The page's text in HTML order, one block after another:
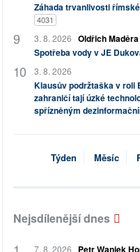
Záhada trvanlivosti
4031
3. 8. 2026 Oldřich Maděra
Spotřeba vody v JE
3. 8. 2026
Klausův podržtaška v roli
zahraničí tají úzké
spřízněným
Týden Měsíc
Nejsdílenější dnes
7. 8. 2026 Petr Waniek